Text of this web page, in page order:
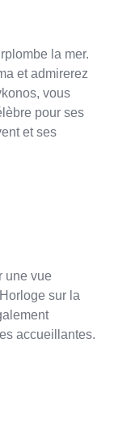
la mer.
et admirerez
vous
pour ses
et ses
une vue
sur la
accueillantes.